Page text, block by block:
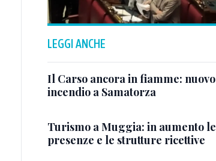
LEGGI ANCHE
Il Carso ancora in fiamme: nuovo
incendio a Samatorza
Turismo a Muggia: in aumento le
presenze e le strutture ricettive